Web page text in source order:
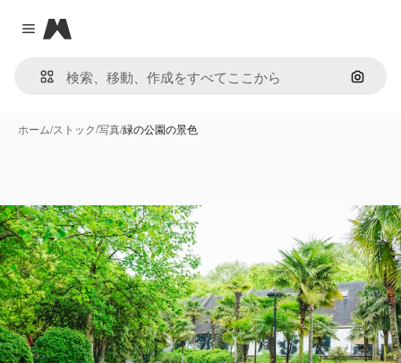
Close menu
Magnific
画像で
ホーム/ストック/写真/緑の公園の景色